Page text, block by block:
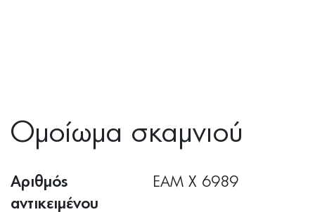
Ομοίωμα σκαμνιού
Αριθμός
αντικειμένου
ΕΑΜ Χ 6989